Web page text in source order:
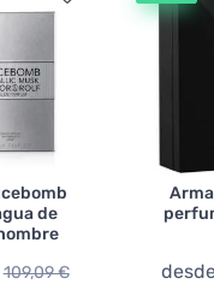
de
109,09 €